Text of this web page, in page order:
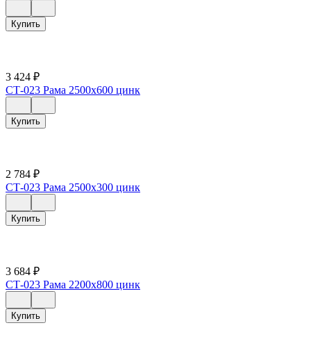
Купить
3 424 ₽
СТ-023 Рама 2500х600 цинк
Купить
2 784 ₽
СТ-023 Рама 2500х300 цинк
Купить
3 684 ₽
СТ-023 Рама 2200х800 цинк
Купить